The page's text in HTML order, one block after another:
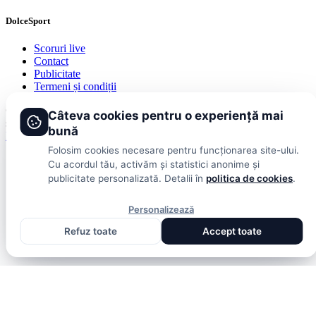
DolceSport
Scoruri live
Contact
Publicitate
Termeni și condiții
© 2026 DolceSport. Toate drepturile rezervate. Scoruri, clasamente
și analize din toate competițiile
Fotbal intern Fotbal extern
Câteva cookies pentru o experiență mai
bună
Folosim cookies necesare pentru funcționarea site-ului.
Cu acordul tău, activăm și statistici anonime și
publicitate personalizată. Detalii în politica de cookies.
Personalizează
Refuz toate
Accept toate